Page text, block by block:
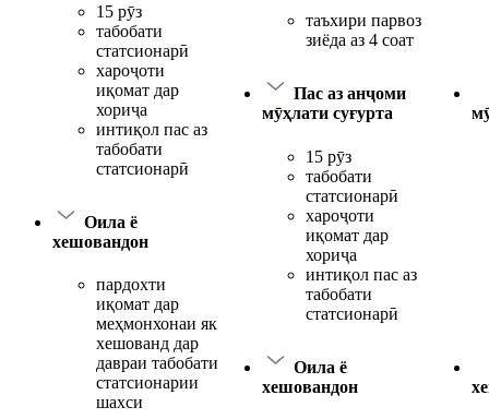
15 рӯз
табобати
статсионарӣ
хароҷоти
иқомат дар
хориҷа
интиқол пас аз
табобати
статсионарӣ
Оила ё
хешовандон
пардохти
иқомат дар
меҳмонхонаи як
хешованд дар
давраи табобати
статсионарии
шахси
таъхири парвоз
зиёда аз 4 соат
Пас аз анҷоми
мӯҳлати суғурта
15 рӯз
табобати
статсионарӣ
хароҷоти
иқомат дар
хориҷа
интиқол пас аз
табобати
статсионарӣ
Оила ё
хешовандон